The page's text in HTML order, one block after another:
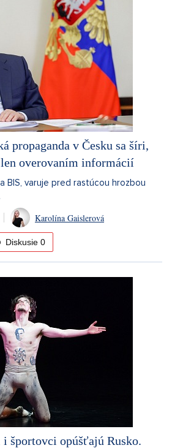
propaganda v Česku sa šíri,
overovaním informácií
BIS, varuje pred rastúcou hrozbou
Karolína Gaislerová
Diskusie 0
športovci opúšťajú Rusko.